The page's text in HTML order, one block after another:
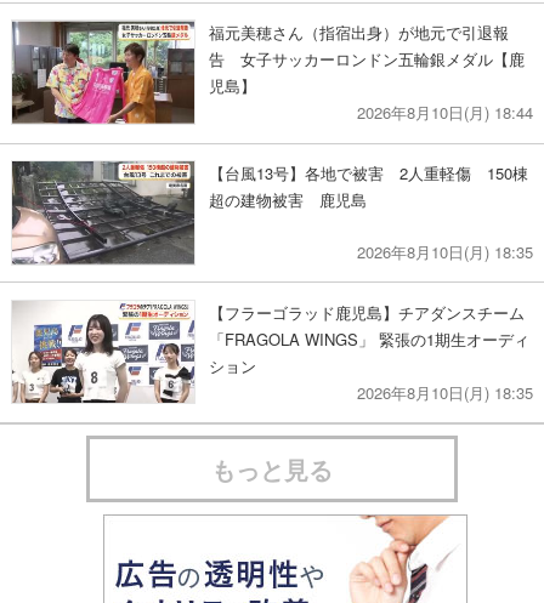
福元美穂さん（指宿出身）が地元で引退報
告 女子サッカーロンドン五輪銀メダル【鹿
児島】
2026年8月10日(月) 18:44
【台風13号】各地で被害 2人重軽傷 150棟
超の建物被害 鹿児島
2026年8月10日(月) 18:35
【フラーゴラッド鹿児島】チアダンスチーム
「FRAGOLA WINGS」 緊張の1期生オーディ
ション
2026年8月10日(月) 18:35
もっと見る